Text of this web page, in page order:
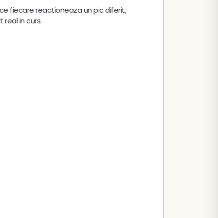
fiecare reactioneaza un pic diferit,
in curs.